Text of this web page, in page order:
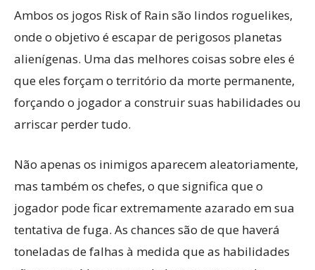
Ambos os jogos Risk of Rain são lindos roguelikes,
onde o objetivo é escapar de perigosos planetas
alienígenas. Uma das melhores coisas sobre eles é
que eles forçam o território da morte permanente,
forçando o jogador a construir suas habilidades ou
arriscar perder tudo.
Não apenas os inimigos aparecem aleatoriamente,
mas também os chefes, o que significa que o
jogador pode ficar extremamente azarado em sua
tentativa de fuga. As chances são de que haverá
toneladas de falhas à medida que as habilidades